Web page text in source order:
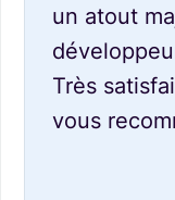
un atout
Très
vous